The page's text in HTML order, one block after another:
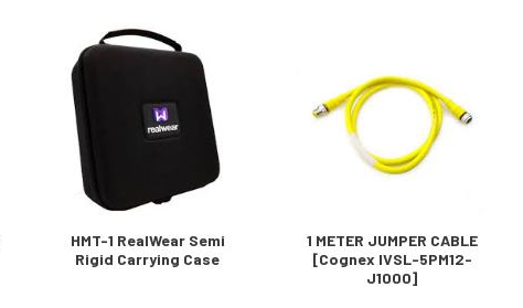
HMT-1 RealWear Semi
Rigid Carrying Case
1 METER JUMPER CABLE
[Cognex IVSL-5PM12-
J1000]